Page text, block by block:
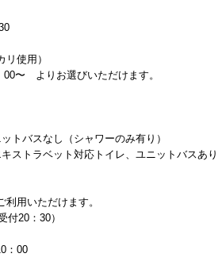
使用）
よりお選びいただけます。
トバスなし（シャワーのみ有り）
ストラベット対応トイレ、ユニットバスあり
利用いただけます。
20：30）
：00